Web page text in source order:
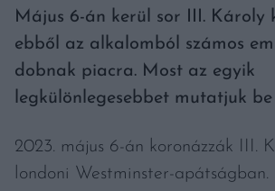
Május 6-án kerül sor III. Károly
ebből az alkalomból számos
dobnak piacra. Most az egyik
legkülönlegesebbet mutatjuk be
2023. május 6-án koronázzák III.
londoni Westminster-